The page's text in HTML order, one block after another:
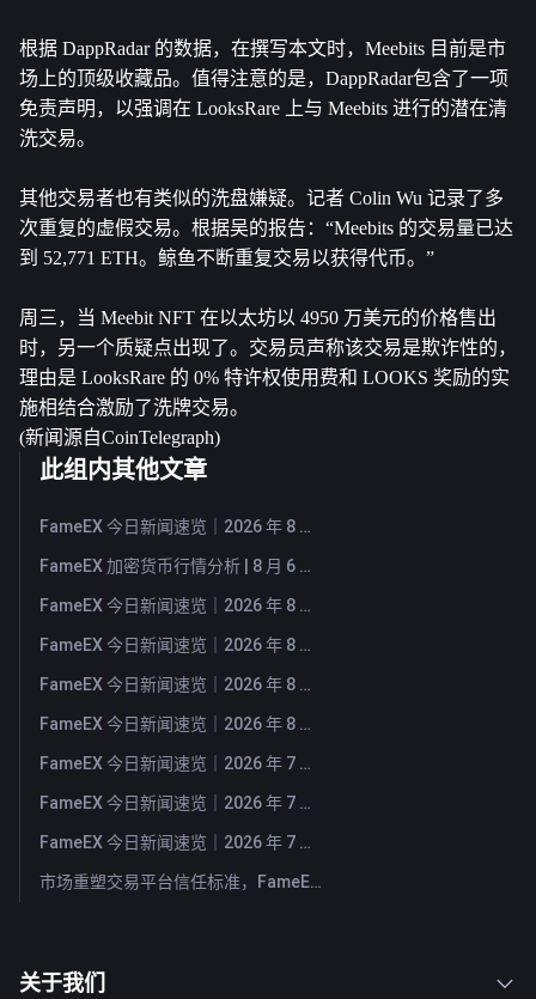
根据 DappRadar 的数据，在撰写本文时，Meebits 目前是市
场上的顶级收藏品。值得注意的是，DappRadar包含了一项
免责声明，以强调在 LooksRare 上与 Meebits 进行的潜在清
洗交易。
其他交易者也有类似的洗盘嫌疑。记者 Colin Wu 记录了多
次重复的虚假交易。根据吴的报告：“Meebits 的交易量已达
到 52,771 ETH。鲸鱼不断重复交易以获得代币。”
周三，当 Meebit NFT 在以太坊以 4950 万美元的价格售出
时，另一个质疑点出现了。交易员声称该交易是欺诈性的，
理由是 LooksRare 的 0% 特许权使用费和 LOOKS 奖励的实
施相结合激励了洗牌交易。
(新闻源自CoinTelegraph)
此组内其他文章
FameEX 今日新闻速览｜2026 年 8 月 7 日
FameEX 加密货币行情分析 | 8 月 6 日, 2026
FameEX 今日新闻速览｜2026 年 8 月 6 日
FameEX 今日新闻速览｜2026 年 8 月 5 日
FameEX 今日新闻速览｜2026 年 8 月 4 日
FameEX 今日新闻速览｜2026 年 8 月 3 日
FameEX 今日新闻速览｜2026 年 7 月 31 日
FameEX 今日新闻速览｜2026 年 7 月 30 日
FameEX 今日新闻速览｜2026 年 7 月 29 日
市场重塑交易平台信任标准，FameEX 以八年稳健运营持续服务全球用户
关于我们